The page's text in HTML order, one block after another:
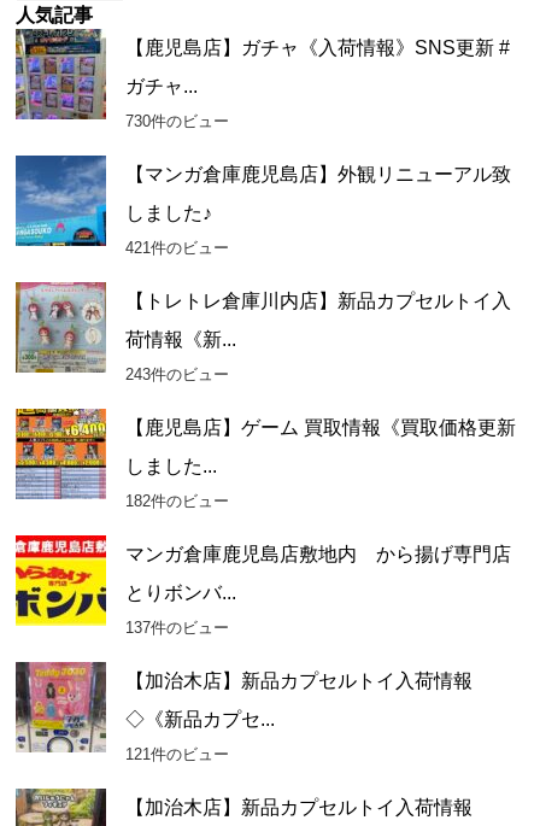
ー
カ
イ
ブ
人気記事
【鹿児島店】ガチャ《入荷情報》SNS更新 #
ガチャ...
730件のビュー
【マンガ倉庫鹿児島店】外観リニューアル致
しました♪
421件のビュー
【トレトレ倉庫川内店】新品カプセルトイ入
荷情報《新...
243件のビュー
【鹿児島店】ゲーム 買取情報《買取価格更新
しました...
182件のビュー
マンガ倉庫鹿児島店敷地内 から揚げ専門店
とりボンバ...
137件のビュー
【加治木店】新品カプセルトイ入荷情報
◇《新品カプセ...
121件のビュー
【加治木店】新品カプセルトイ入荷情報